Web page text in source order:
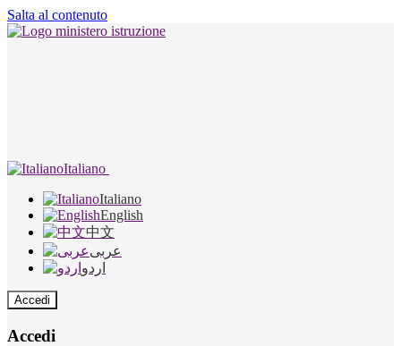
Salta al contenuto
Italiano
Italiano
English
中文
عربى
اردو
Accedi
Accedi